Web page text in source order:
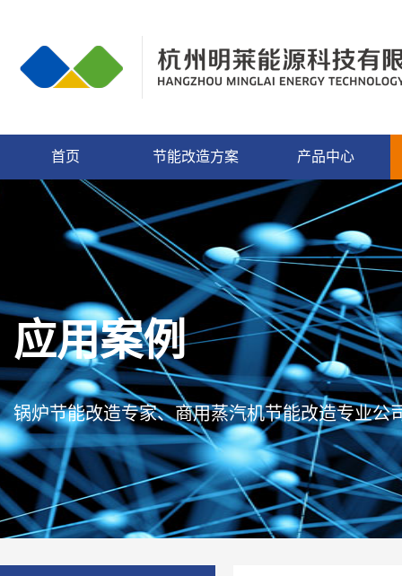
首页 节能改造方案 产品中心
应用案例
锅炉节能改造专家、商用蒸汽机节能改造专业公